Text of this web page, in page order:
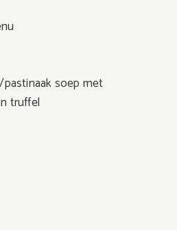
soep met
truffel